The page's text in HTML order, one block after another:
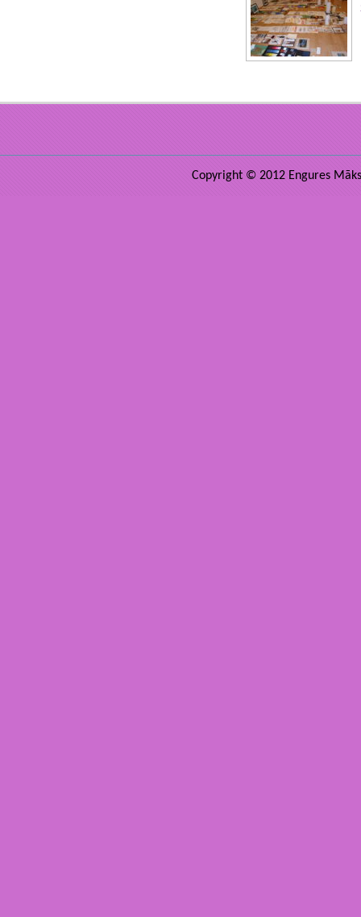
Copyright © 2012 Engures